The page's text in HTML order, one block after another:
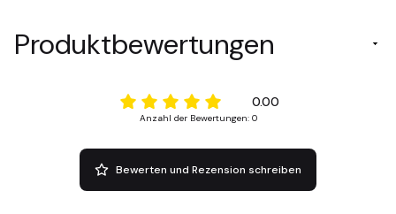
Produktbewertungen
0.00
Anzahl der Bewertungen: 0
Bewerten und Rezension schreiben